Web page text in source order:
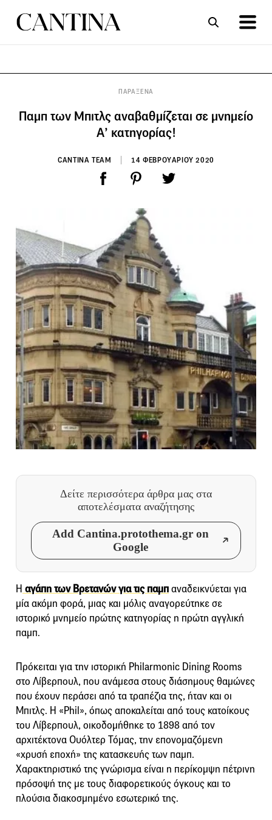
ΠΑΡΑΞΕΝΑ
Παμπ των Μπιτλς αναβαθμίζεται σε μνημείο
Α’ κατηγορίας!
CANTINA TEAM 14 ΦΕΒΡΟΥΑΡΙΟΥ 2020
Δείτε περισσότερα άρθρα μας στα
αποτελέσματα αναζήτησης
Add Cantina.protothema.gr on
Google
Η αγάπη των Βρετανών για τις παμπαναδεικνύεται για
μία ακόμη φορά, μιας και μόλις αναγορεύτηκε σε
ιστορικό μνημείο πρώτης κατηγορίας η πρώτη αγγλική
παμπ.
Πρόκειται για την ιστορική Philarmonic Dining Rooms
στο Λίβερπουλ, που ανάμεσα στους διάσημους θαμώνες
που έχουν περάσει από τα τραπέζια της, ήταν και οι
Μπιτλς. Η «Phil», όπως αποκαλείται από τους κατοίκους
του Λίβερπουλ, οικοδομήθηκε το 1898 από τον
αρχιτέκτονα Ουόλτερ Τόμας, την επονομαζόμενη
«χρυσή εποχή» της κατασκευής των παμπ.
Χαρακτηριστικό της γνώρισμα είναι η περίκομψη πέτρινη
πρόσοψή της με τους διαφορετικούς όγκους και το
πλούσια διακοσμημένο εσωτερικό της.